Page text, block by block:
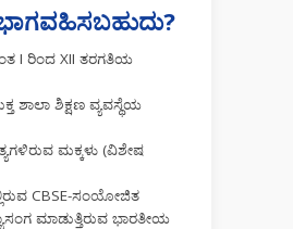
I ರಿಂದ XII ತರಗತಿಯ
ಶಾಲಾ ಶಿಕ್ಷಣ ವ್ಯವಸ್ಥೆಯ
ಮಕ್ಕಳು (ವಿಶೇಷ
CBSE-ಸಂಯೋಜಿತ
ಮಾಡುತ್ತಿರುವ ಭಾರತೀಯ